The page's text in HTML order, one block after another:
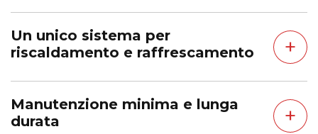
Un unico sistema per
riscaldamento e raffrescamento
+
Manutenzione minima e lunga
durata
+